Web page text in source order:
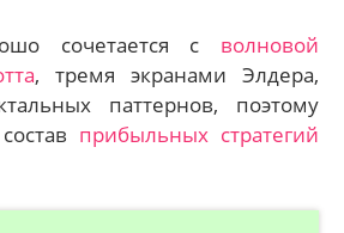
сочетается с волновой
, тремя экранами Элдера,
паттернов, поэтому
прибыльных стратегий